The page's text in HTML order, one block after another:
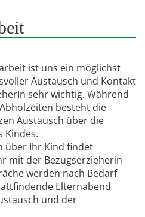
ist uns ein möglichst
Austausch und Kontakt
sehr wichtig. Während
besteht die
Austausch über die
Kindes.
über Ihr Kind findet
mit der Bezugserzieherin
werden nach Bedarf
Elternabend
und der